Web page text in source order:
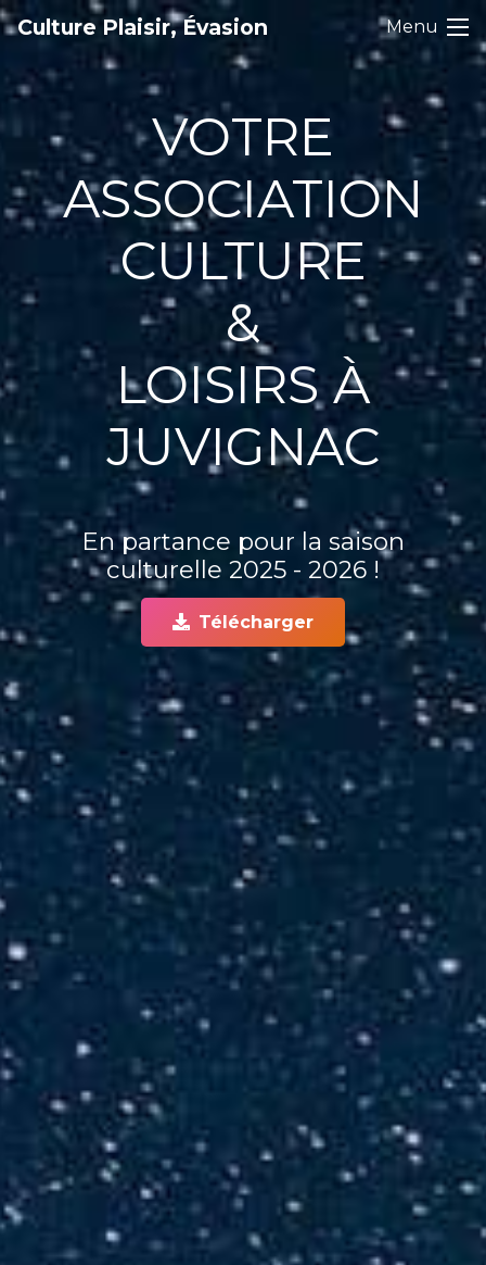
Culture Plaisir, Évasion Menu
VOTRE
ASSOCIATION
CULTURE
&
LOISIRS À
JUVIGNAC
En partance pour la saison
culturelle 2025 - 2026 !
Télécharger